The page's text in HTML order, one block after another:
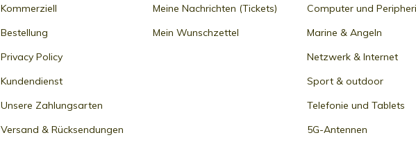
Kommerziell
Bestellung
Privacy Policy
Kundendienst
Unsere Zahlungsarten
Versand & Rücksendungen
Meine Nachrichten (Tickets)
Mein Wunschzettel
Computer und
Marine & Angeln
Netzwerk & Internet
Sport & outdoor
Telefonie und Tablets
5G-Antennen